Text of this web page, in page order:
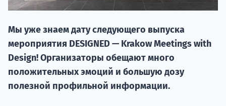
Мы уже знаем дату следующего выпуска
мероприятия DESIGNED — Krakow Meetings with
Design! Организаторы обещают много
положительных эмоций и большую дозу
полезной профильной информации.